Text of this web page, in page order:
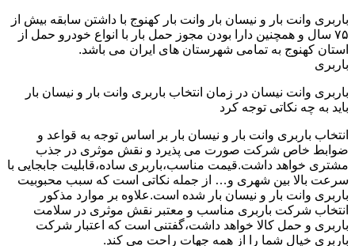
باربری وانت بار و نیسان بار وانت بار کهنوج با داشتن سابقه بیش از
۷۵ سال و همچنین دارا بودن مجوز حمل بار با انواع خودرو حمل از
استان کهنوج به تمامی شهرستان های ایران می باشد.
باربری
باربری وانت نیسان در زمان انتخاب باربری وانت بار و نیسان بار
باید به چه نکاتی توجه کرد
انتخاب باربری وانت بار و نیسان بار بر اساس توجه به قواعد و
ضوابط خاص شرکت صورت می پذیرد و نقش موثری در جذب
مشتری خواهد داشت.قیمت مناسب،باربری ساده،قابلیت جابجایی با
سرعت بالا بین شهری و… از جمله نکاتی است که سبب محبوبیت
باربری وانت بار و نیسان بار شده است.علاوه بر موارد مذکور
انتخاب شرکت باربری مناسب و معتبر نقش موثری در سلامت
باربری و حمل کالا خواهد داشت،گفتنی است که اعتبار شرکت
باربری خیال شما را از همه جهات راحت می کند.